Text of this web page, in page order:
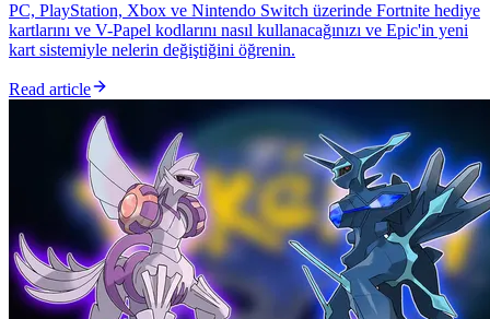
PC, PlayStation, Xbox ve Nintendo Switch üzerinde Fortnite hediye
kartlarını ve V-Papel kodlarını nasıl kullanacağınızı ve Epic'in yeni
kart sistemiyle nelerin değiştiğini öğrenin.
Read article